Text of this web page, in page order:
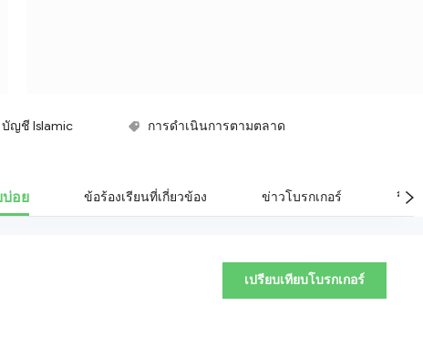
บัญชี Islamic การดำเนินการตามตลาด
อย ข้อร้องเรียนที่เกี่ยวข้อง ข่าวโบรกเกอร์ รีวิว
เปรียบเทียบโบรกเกอร์